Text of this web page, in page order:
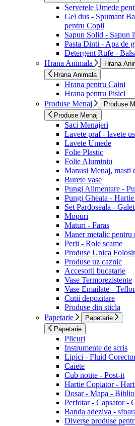
Servetele Umede
Gel dus - Spumant
pentru Copii
Sapun Solid - Sapun
Pasta Dinti - Apa de
Detergent Rufe -
Hrana Animala
Hrana
Hrana Animala
Hrana pentru Caini
Hrana pentru Pisici
Produse Menaj
Produse
Produse Menaj
Saci Menajeri
Lavete praf - lavete
Lavete Umede
Folie Plastic
Folie Aluminiu
Manusi Menaj, masti
Burete vase
Pungi Alimentare -
Pungi Gheata -
Set Pardoseala -
Mopuri
Maturi - Faras
Maner metalic pentru
Perii - Role scame
Produse Unica
Produse uz caznic
Accesorii bucatarie
Vase Termorezistente
Vase Emailate -
Cutii depozitare
Produse din sticla
Papetarie
Papetarie
Papetarie
Plicuri
Instrumente de scris
Lipici - Fluid
Caiete
Cub notite - Post-it
Hartie Copiator -
Dosar - Mapa -
Perfotar - Capsator -
Banda adeziva -
Diverse produse